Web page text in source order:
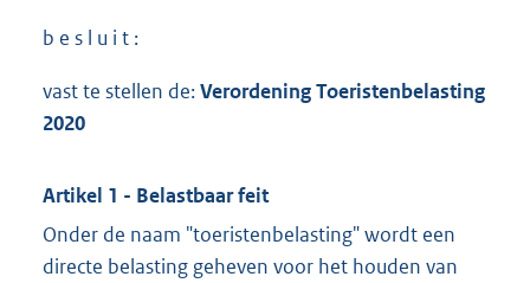
b e s l u i t :
vast te stellen de:Verordening Toeristenbelasting
2020
Artikel 1 - Belastbaar feit
Onder de naam "toeristenbelasting" wordt een
directe belasting geheven voor het houden van